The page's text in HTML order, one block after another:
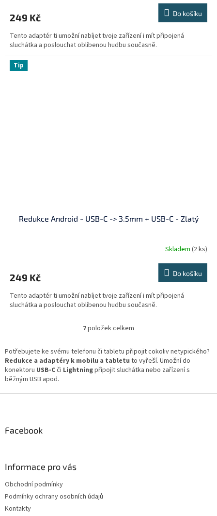
249 Kč Do košíku
Tento adaptér ti umožní nabíjet tvoje zařízení i mít připojená
sluchátka a poslouchat oblíbenou hudbu současně.
Tip
Redukce Android - USB-C -> 3.5mm + USB-C - Zlatý
Skladem (2 ks)
249 Kč Do košíku
Tento adaptér ti umožní nabíjet tvoje zařízení i mít připojená
sluchátka a poslouchat oblíbenou hudbu současně.
O
l
á
d
í
7položek celkem
Potřebujete ke svému telefonu či tabletu připojit cokoliv netypického?
Redukce a adaptéry k mobilu a tabletu to vyřeší. Umožní do
konektoru USB-Cči Lightningpřipojit sluchátka nebo zařízení s
běžným USB apod.
Facebook
Informace pro vás
Obchodní podmínky
Podmínky ochrany osobních údajů
Kontakty